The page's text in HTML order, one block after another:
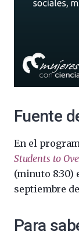
Fuente
En el
Students to
(minuto 8:30)
septiembre de
Para